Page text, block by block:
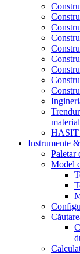
HASIT
Instrumente
Paletar
Model